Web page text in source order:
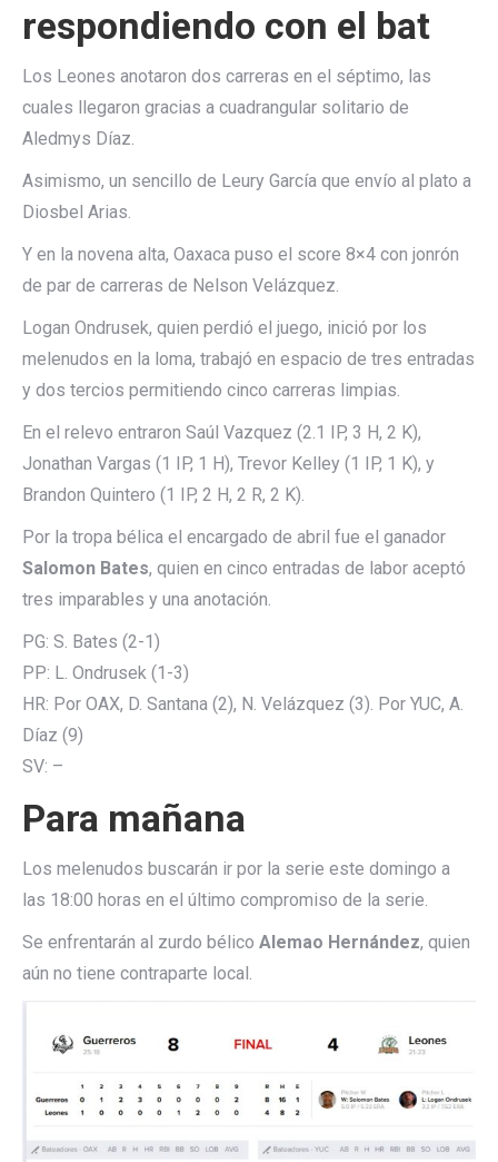
respondiendo con el bat
Los Leones anotaron dos carreras en el séptimo, las
cuales llegaron gracias a cuadrangular solitario de
Aledmys Díaz.
Asimismo, un sencillo de Leury García que envío al plato a
Diosbel Arias.
Y en la novena alta, Oaxaca puso el score 8×4 con jonrón
de par de carreras de Nelson Velázquez.
Logan Ondrusek, quien perdió el juego, inició por los
melenudos en la loma, trabajó en espacio de tres entradas
y dos tercios permitiendo cinco carreras limpias.
En el relevo entraron Saúl Vazquez (2.1 IP, 3 H, 2 K),
Jonathan Vargas (1 IP, 1 H), Trevor Kelley (1 IP, 1 K), y
Brandon Quintero (1 IP, 2 H, 2 R, 2 K).
Por la tropa bélica el encargado de abril fue el ganador
Salomon Bates, quien en cinco entradas de labor aceptó
tres imparables y una anotación.
PG: S. Bates (2-1)
PP: L. Ondrusek (1-3)
HR: Por OAX, D. Santana (2), N. Velázquez (3). Por YUC, A.
Díaz (9)
SV: –
Para mañana
Los melenudos buscarán ir por la serie este domingo a
las 18:00 horas en el último compromiso de la serie.
Se enfrentarán al zurdo bélico Alemao Hernández, quien
aún no tiene contraparte local.